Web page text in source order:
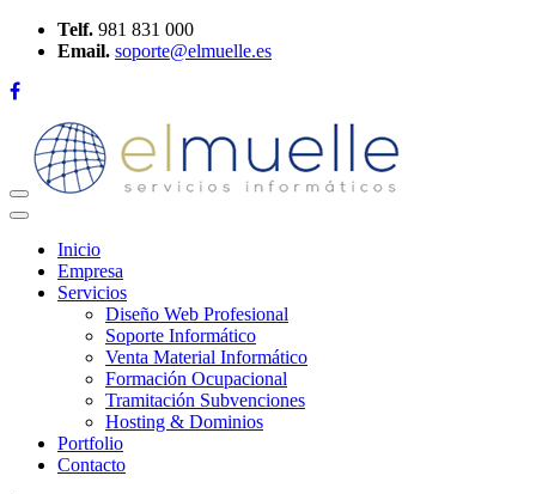
Telf. 981 831 000
Email. soporte@elmuelle.es
Desplegar
Navegación
Inicio
Empresa
Servicios
Diseño Web Profesional
Soporte Informático
Venta Material Informático
Formación Ocupacional
Tramitación Subvenciones
Hosting & Dominios
Portfolio
Contacto